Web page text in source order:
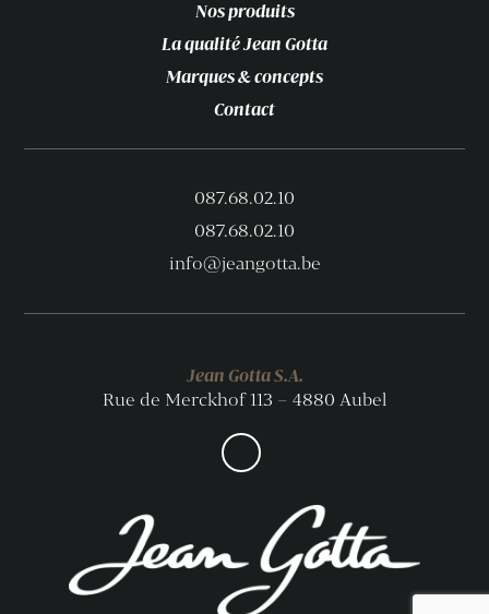
Nos produits
La qualité Jean Gotta
Marques & concepts
Contact
087.68.02.10
087.68.02.10
info@jeangotta.be
Jean Gotta S.A.
Rue de Merckhof 113 – 4880 Aubel